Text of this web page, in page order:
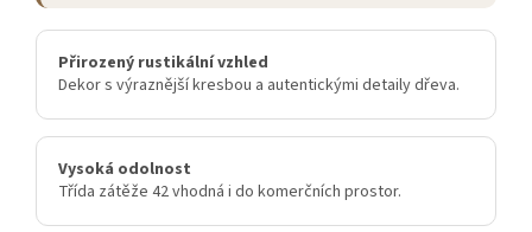
Přirozený rustikální vzhled
Dekor s výraznější kresbou a autentickými detaily dřeva.
Vysoká odolnost
Třída zátěže 42 vhodná i do komerčních prostor.